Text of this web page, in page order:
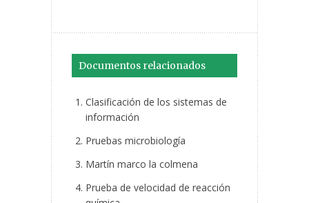
Documentos relacionados
Clasificación de los sistemas de
información
Pruebas microbiología
Martín marco la colmena
Prueba de velocidad de reacción